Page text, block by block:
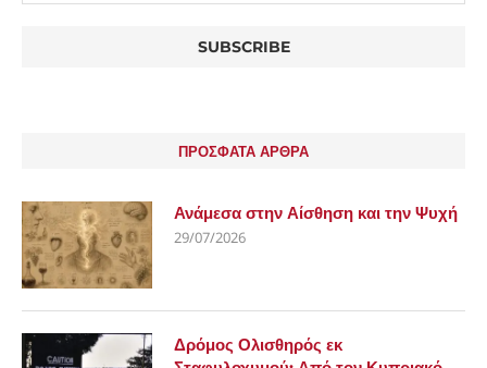
ΠΡΟΣΦΑΤΑ ΑΡΘΡΑ
Ανάμεσα στην Αίσθηση και την Ψυχή
29/07/2026
Δρόμος Ολισθηρός εκ